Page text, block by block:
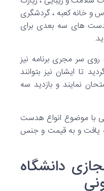
و خانه کعبه ، گردشگری
های سه بعدی برای
سر مجری برنامه نیز
تا ایشان نیز بتوانند
نمایند و بازدید سه
با موضوع انواع هدست
یافت و به قیمت و جنس
دانشگاه